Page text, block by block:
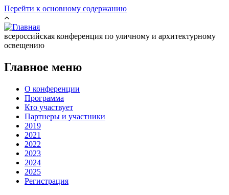
Перейти к основному содержанию
всероссийская конференция по уличному и архитектурному
освещению
Главное меню
О конференции
Программа
Кто участвует
Партнеры и участники
2019
2021
2022
2023
2024
2025
Регистрация